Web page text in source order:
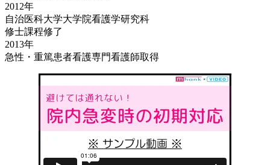
2012年
自治医科大学大学院看護学研究科
修士課程修了
2013年
急性・重篤患者看護専門看護師取得